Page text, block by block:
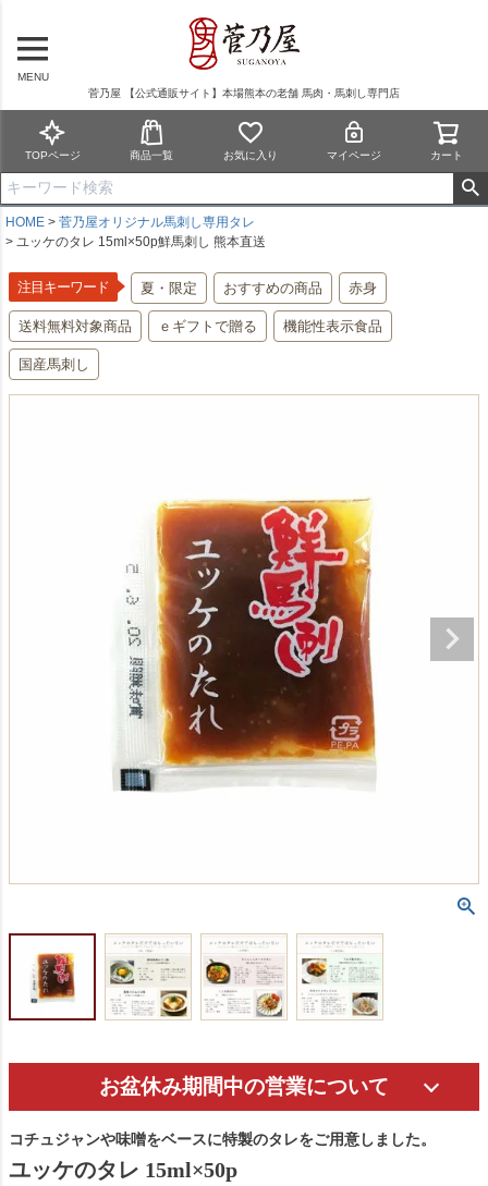
MENU
菅乃屋 【公式通販サイト】本場熊本の老舗 馬肉・馬刺し専門店
TOPページ 商品一覧 お気に入り マイページ カート
HOME
菅乃屋オリジナル馬刺し専用タレ
ユッケのタレ 15ml×50p鮮馬刺し 熊本直送
注目キーワード 夏・限定 おすすめの商品 赤身
送料無料対象商品 ｅギフトで贈る 機能性表示食品
国産馬刺し
お盆休み期間中の営業について
コチュジャンや味噌をベースに特製のタレをご用意しました。
ユッケのタレ 15ml×50p